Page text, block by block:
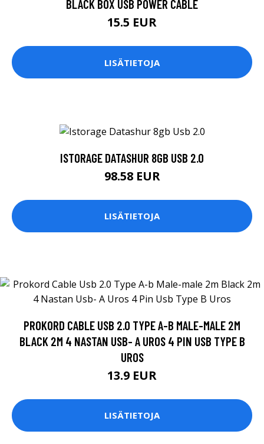
BLACK BOX USB POWER CABLE
15.5 EUR
LISÄTIETOJA
ISTORAGE DATASHUR 8GB USB 2.0
98.58 EUR
LISÄTIETOJA
PROKORD CABLE USB 2.0 TYPE A-B MALE-MALE 2M
BLACK 2M 4 NASTAN USB- A UROS 4 PIN USB TYPE B
UROS
13.9 EUR
LISÄTIETOJA